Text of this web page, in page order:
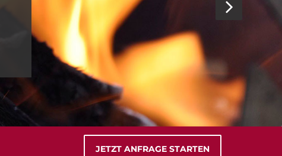
JETZT ANFRAGE STARTEN